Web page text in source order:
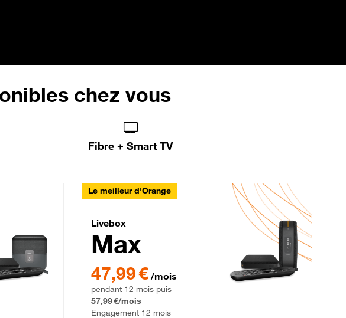
chez vous
Fibre + Smart TV
€ par mois, Engagement 12 mois
Le meilleur d'Orange
Livebox Max Fibre
Livebox
Max
47,99 € par mois pendant 12 mois puis 57,99 € par mois,
47,99 € /mois
pendant 12 mois puis
57,99 €/mois
Engagement 12 mois